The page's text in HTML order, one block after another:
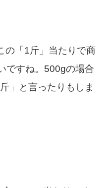
の「1斤」当たりで商
ですね。500gの場合
」と言ったりもしま